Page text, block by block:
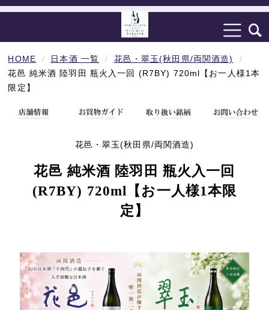
HOME 日本酒 一覧
花邑・翠玉(秋田県/両関酒造)
花邑 純米酒 陸羽田 瓶火入一回 (R7BY) 720ml【お一人様1本
限定】
花邑・翠玉(秋田県/両関酒造)
花邑 純米酒 陸羽田 瓶火入一回
(R7BY) 720ml【お一人様1本限
定】